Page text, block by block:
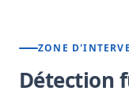
ZONE
Détection